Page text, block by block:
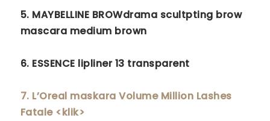
5. MAYBELLINE BROWdrama scultpting brow
mascara medium brown
6. ESSENCE lipliner 13 transparent
7. L’Oreal maskara Volume Million Lashes
Fatale <klik>